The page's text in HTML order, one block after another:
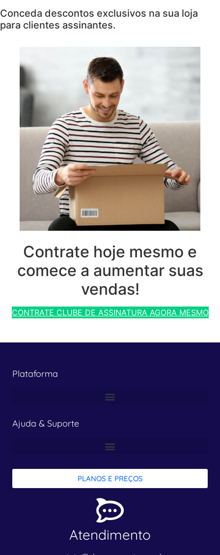
Conceda descontos exclusivos na sua loja
para clientes assinantes.
Contrate hoje mesmo e
comece a aumentar suas
vendas!
CONTRATE CLUBE DE ASSINATURA AGORA MESMO
Plataforma
Ajuda & Suporte
PLANOS E PREÇOS
Atendimento